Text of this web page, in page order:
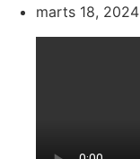
marts 18, 2024